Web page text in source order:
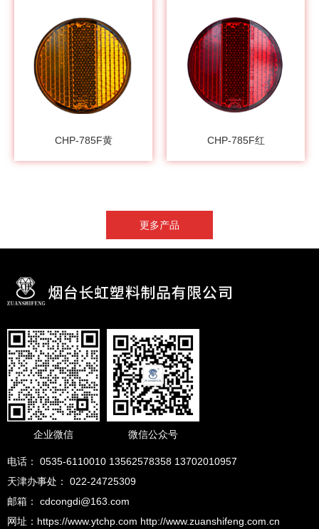
CHP-785F黄 CHP-785F红
更多产品
企业微信 微信公众号
电话： 0535-6110010 13562578358 13702010957
天津办事处： 022-24725309
邮箱： cdcongdi@163.com
网址：https://www.ytchp.com http://www.zuanshifeng.com.cn